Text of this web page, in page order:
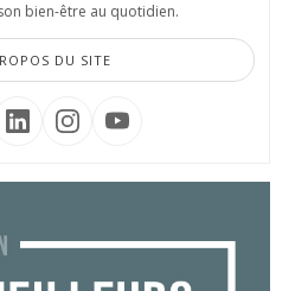
bien-être au quotidien.
DU SITE